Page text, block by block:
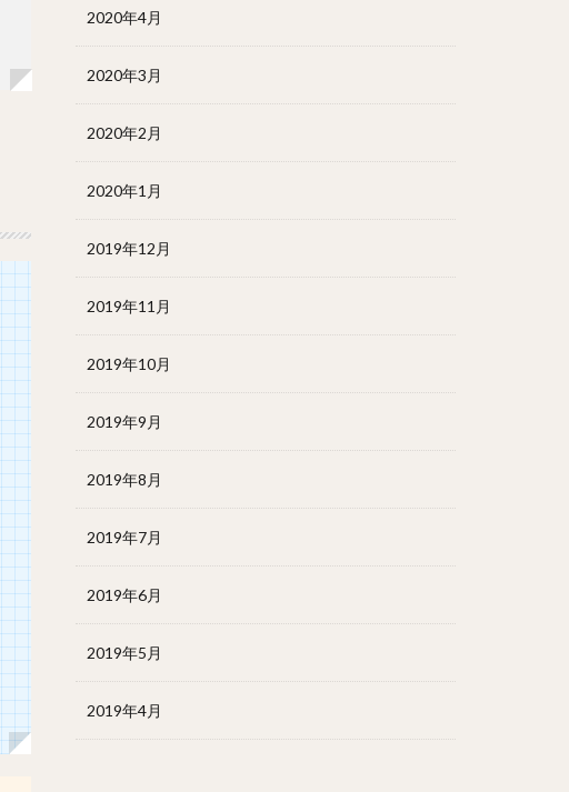
2020年4月
2020年3月
2020年2月
2020年1月
2019年12月
2019年11月
2019年10月
2019年9月
2019年8月
2019年7月
2019年6月
2019年5月
2019年4月